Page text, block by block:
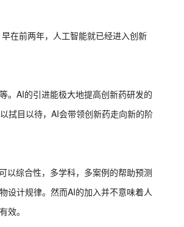
在前两年，人工智能就已经进入创新
。AI的引进能极大地提高创新药研发的
拭目以待，AI会带领创新药走向新的阶
以综合性，多学科，多案例的帮助预测
设计规律。然而AI的加入并不意味着人
效。